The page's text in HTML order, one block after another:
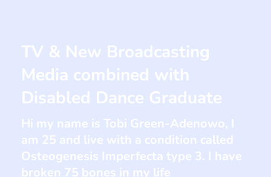
TV & New Broadcasting
Media combined with
Disabled Dance Graduate
Hi my name is Tobi Green-Adenowo, I
am 25 and live with a condition called
Osteogenesis Imperfecta type 3. I have
broken 75 bones in my life